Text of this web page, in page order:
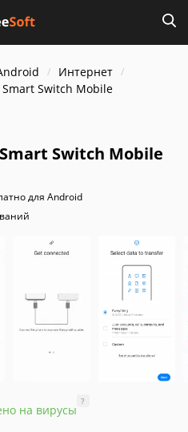
Интернет
Switch Mobile
Switch Mobile
для Android
на вирусы
?